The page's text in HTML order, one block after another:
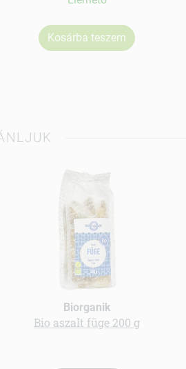
Kosárba teszem
Biorganik
Bio aszalt füge 200 g